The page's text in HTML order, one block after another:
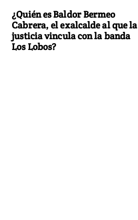
¿Quién es Baldor Bermeo
Cabrera, el exalcalde al que la
justicia vincula con la banda
Los Lobos?